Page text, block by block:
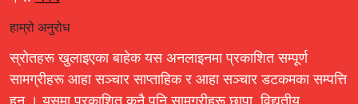
हाम्रो अनुरोध
स्रोतहरू खुलाइएका बाहेक यस अनलाइनमा प्रकाशित सम्पूर्ण
सामग्रीहरू आहा सञ्चार साप्ताहिक र आहा सञ्चार डटकमका सम्पत्ति